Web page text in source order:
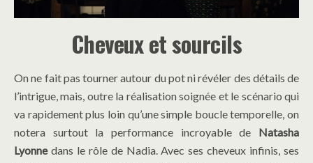
Cheveux et sourcils
On ne fait pas tourner autour du pot ni révéler des détails de
l’intrigue, mais, outre la réalisation soignée et le scénario qui
va rapidement plus loin qu’une simple boucle temporelle, on
notera surtout la performance incroyable de Natasha
Lyonne dans le rôle de Nadia. Avec ses cheveux infinis, ses